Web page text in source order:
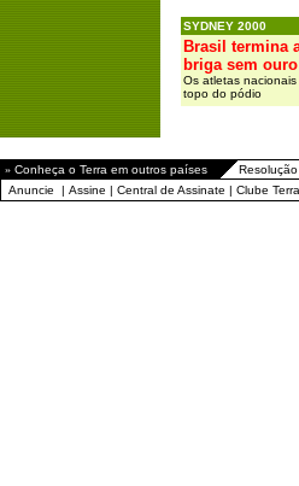
SYDNEY 2000
Brasil termina
briga sem ouro
Os atletas
topo do pódio
» Conheça o Terra em outros países
Anuncie | Assine | Central de Assinate | Clube Terra